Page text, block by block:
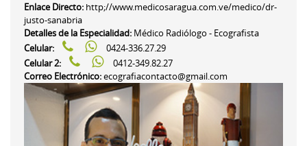
Enlace Directo: http;//www.medicosaragua.com.ve/medico/dr-
justo-sanabria
Detalles de la Especialidad: Médico Radiólogo - Ecografista
Celular:
0424-336.27.29
Celular 2:
0412-349.82.27
Correo Electrónico:ecografiacontacto@gmail.com